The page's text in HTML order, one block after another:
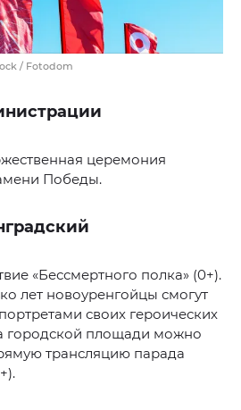
/ Fotodom
церемония
Победы.
«Бессмертного полка» (0+).
лет новоуренгойцы смогут
своих героических
городской площади можно
трансляцию парада